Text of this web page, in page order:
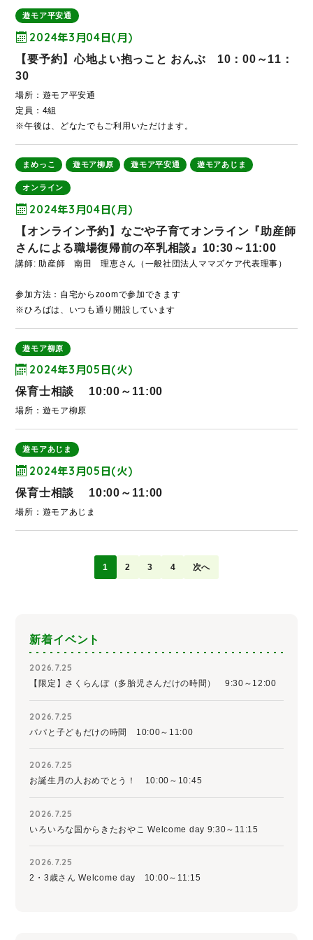
遊モア平安通
2024年3月04日(月)
【要予約】心地よい抱っこと おんぶ 10：00～11：
30
場所：遊モア平安通
定員：4組
※午後は、どなたでもご利用いただけます。
まめっこ 遊モア柳原 遊モア平安通 遊モアあじま
オンライン
2024年3月04日(月)
【オンライン予約】なごや子育てオンライン『助産師
さんによる職場復帰前の卒乳相談』10:30～11:00
講師: 助産師 南田 理恵さん（一般社団法人ママズケア代表理事）
参加方法：自宅からzoomで参加できます
※ひろばは、いつも通り開設しています
遊モア柳原
2024年3月05日(火)
保育士相談 10:00～11:00
場所：遊モア柳原
遊モアあじま
2024年3月05日(火)
保育士相談 10:00～11:00
場所：遊モアあじま
1 2 3 4 次へ
新着イベント
2026.7.25
【限定】さくらんぼ（多胎児さんだけの時間） 9:30～12:00
2026.7.25
パパと子どもだけの時間 10:00～11:00
2026.7.25
お誕生月の人おめでとう！ 10:00～10:45
2026.7.25
いろいろな国からきたおやこ Welcome day 9:30～11:15
2026.7.25
2・3歳さん Welcome day 10:00～11:15